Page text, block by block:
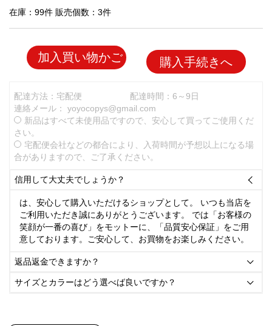
在庫：99件 販売個数：3件
加入買い物かご 購入手続きへ
配達方法：宅配便
配達時間：6～9日
連絡メール： yoyocopys@gmail.com
新品はすべて未使用品ですので、安心して買ってご使用くだ
さい。
宅配便会社などの都合により、入荷時間が予想以上になる場
合がありますので、ご了承ください。
信用して大丈夫でしょうか？ 
は、安心して購入いただけるショップとして。 いつも当店を
ご利用いただき誠にありがとうございます。 では「お客様の
笑顔が一番の喜び」をモットーに、「品質安心保証」をご用
意しております。ご安心して、お買物をお楽しみください。
返品返金できますか？ 
サイズとカラーはどう選べば良いですか？ 